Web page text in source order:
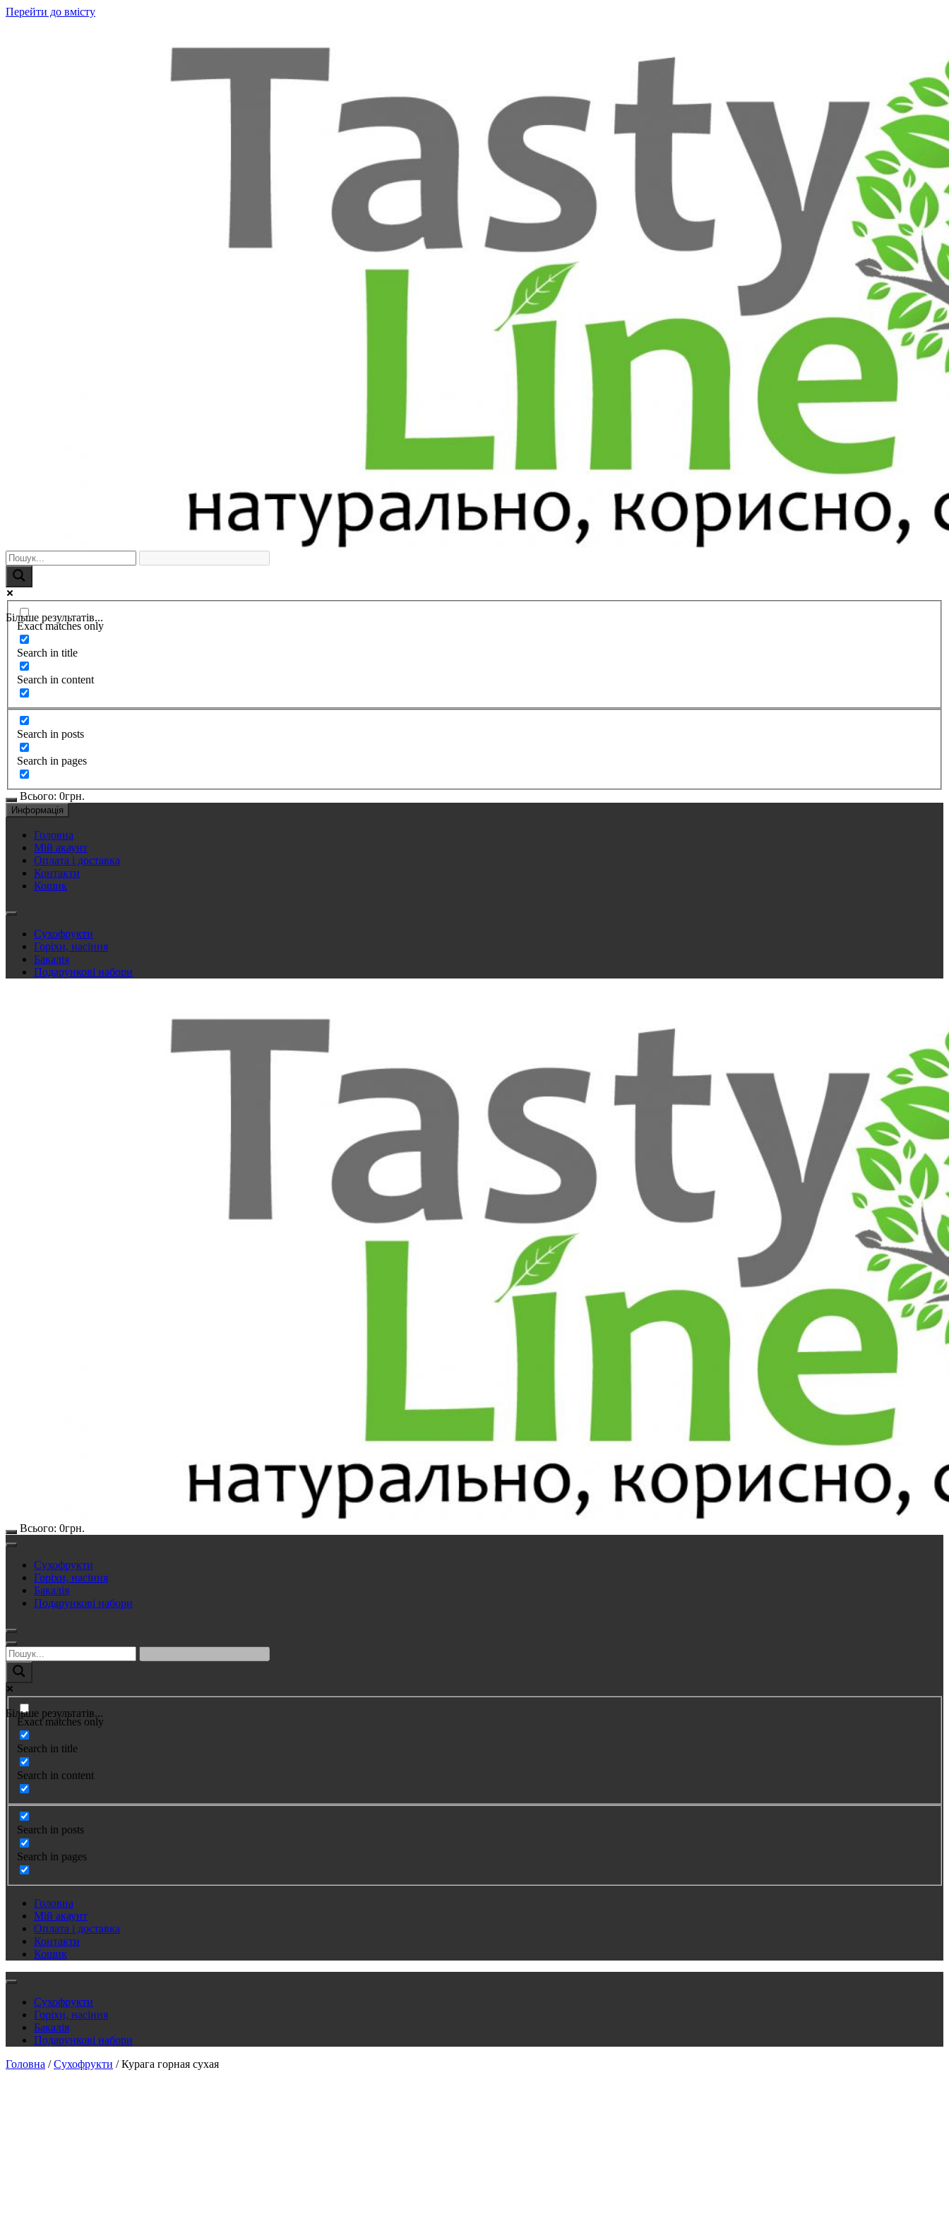
Перейти до вмісту
Більше результатів...
Exact matches only
Search in title
Search in content
Search in posts
Search in pages
Всього: 0грн.
Информація
Головна
Мій акаунт
Оплата і доставка
Контакти
Кошик
Сухофрукти
Горіхи, насіння
Бакалія
Подарункові набори
Всього: 0грн.
Сухофрукти
Горіхи, насіння
Бакалія
Подарункові набори
Більше результатів...
Exact matches only
Search in title
Search in content
Search in posts
Search in pages
Головна
Мій акаунт
Оплата і доставка
Контакти
Кошик
Сухофрукти
Горіхи, насіння
Бакалія
Подарункові набори
Головна /Сухофрукти / Курага горная сухая